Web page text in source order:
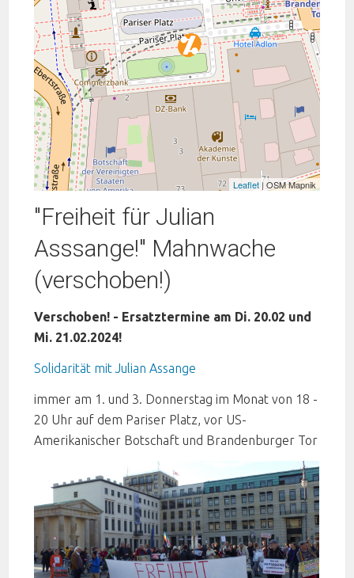
Leaflet| OSM Mapnik
"Freiheit für Julian
Asssange!" Mahnwache
(verschoben!)
Verschoben! - Ersatztermine am Di. 20.02 und
Mi. 21.02.2024!
Solidarität mit Julian Assange
immer am 1. und 3. Donnerstag im Monat von 18 -
20 Uhr auf dem Pariser Platz, vor US-
Amerikanischer Botschaft und Brandenburger Tor